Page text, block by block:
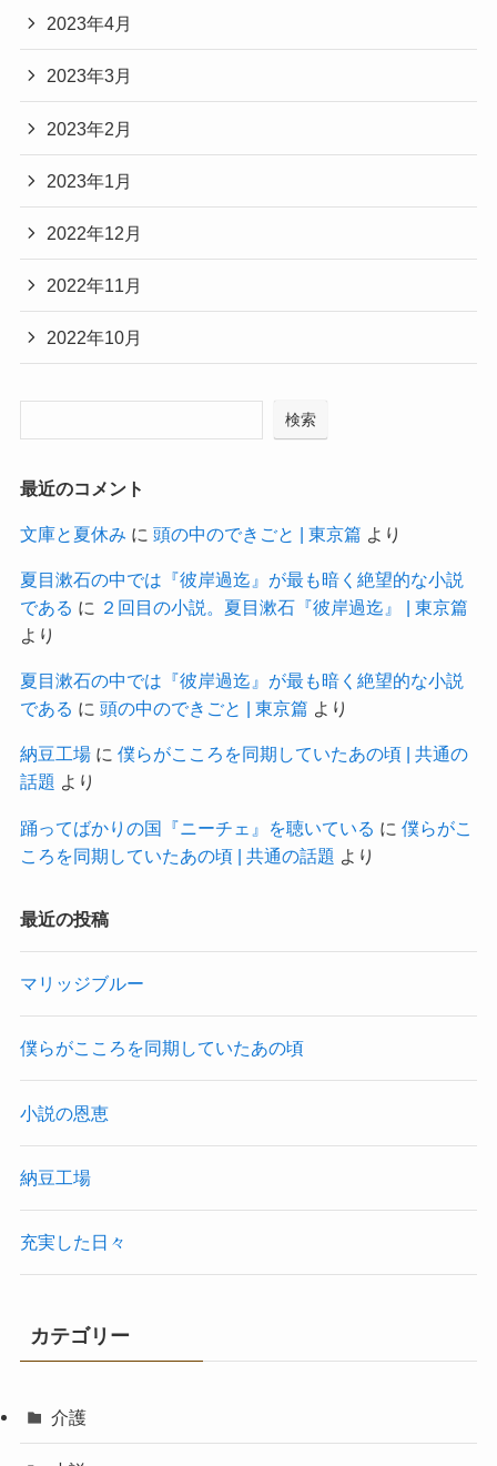
2023年4月
2023年3月
2023年2月
2023年1月
2022年12月
2022年11月
2022年10月
検索
最近のコメント
文庫と夏休み に 頭の中のできごと | 東京篇 より
夏目漱石の中では『彼岸過迄』が最も暗く絶望的な小説
である に ２回目の小説。夏目漱石『彼岸過迄』 | 東京篇
より
夏目漱石の中では『彼岸過迄』が最も暗く絶望的な小説
である に 頭の中のできごと | 東京篇 より
納豆工場に 僕らがこころを同期していたあの頃 | 共通の
話題 より
踊ってばかりの国『ニーチェ』を聴いている に 僕らがこ
ころを同期していたあの頃 | 共通の話題 より
最近の投稿
マリッジブルー
僕らがこころを同期していたあの頃
小説の恩恵
納豆工場
充実した日々
カテゴリー
介護